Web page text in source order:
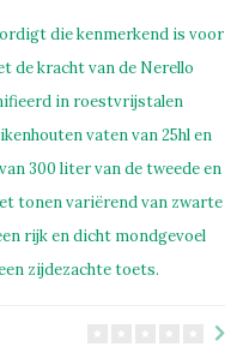
die kenmerkend is voor
de kracht van de Nerello
in roestvrijstalen
vaten van 25hl en
300 liter van de tweede en
tonen variërend van zwarte
rijk en dicht mondgevoel
zijdezachte toets.